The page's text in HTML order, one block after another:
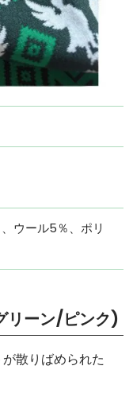
ウール5％、ポリ
リーン/ピンク)
散りばめられた